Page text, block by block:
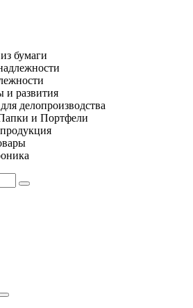
бумаги
и развития
делопроизводства
и Портфели